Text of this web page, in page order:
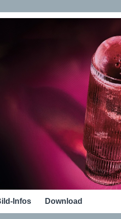
Infos Download